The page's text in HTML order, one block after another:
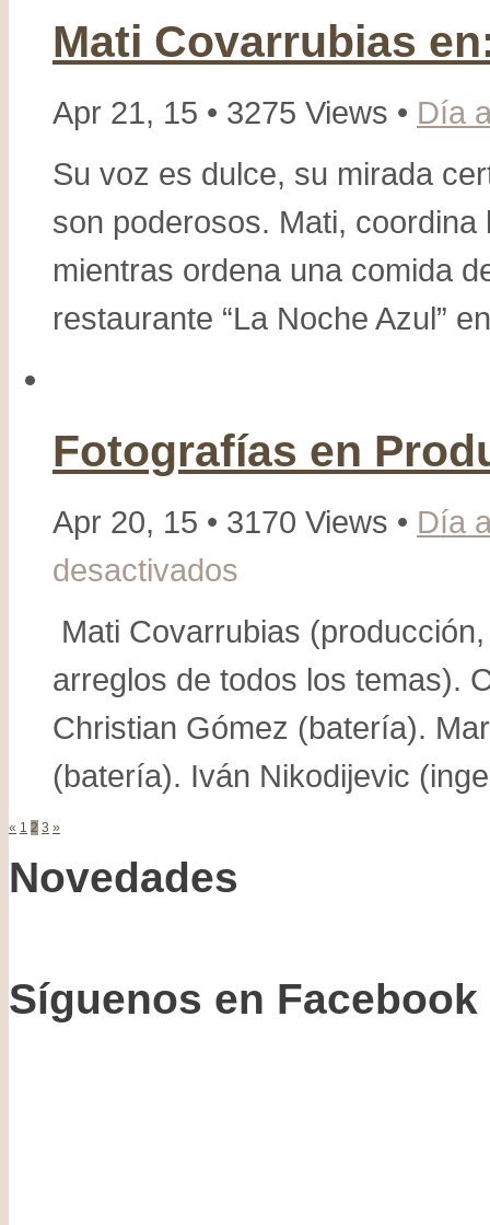
Mati Covarrubias
Apr 21, 15 • 3275 Views • Día
Su voz es dulce, su mirada
son poderosos. Mati,
mientras ordena una comida
restaurante “La Noche Azul”
Fotografías en
Apr 20, 15 • 3170 Views • Día
desactivados
Producción
–
Covarrubias
Mati Covarrubias
arreglos de todos los temas).
Christian Gómez (batería).
(batería). Iván Nikodijevic
« 1 2 3 »
Novedades
Síguenos en Facebook